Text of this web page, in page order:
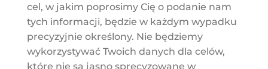
cel, w jakim poprosimy Cię o podanie nam
tych informacji, będzie w każdym wypadku
precyzyjnie określony. Nie będziemy
wykorzystywać Twoich danych dla celów,
które nie są jasno sprecyzowane w